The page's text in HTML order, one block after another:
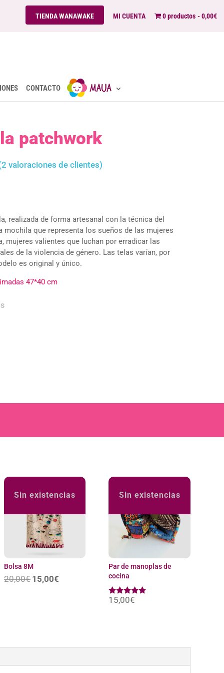
TIENDA WANAWAKE MI CUENTA 0 productos 0,00€
CONTACTO
patchwork
2 valoraciones de clientes)
realizada de forma artesanal con la técnica del
mochila que representa los sueños de las mujeres
mujeres valientes que luchan por erradicar las
de la violencia de género. Las telas varían, por
es original y único.
47*40 cm
¡Oferta!
Bolsa 8M
20,00€ El
precio
15,00€
Sin existencias
Par de manoplas de
cocina
Valorado
15,00€
Sin existencias